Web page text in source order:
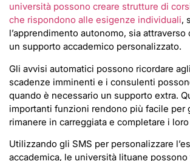
università possono creare strutture di
che rispondono alle esigenze individuali,
l’apprendimento autonomo, sia
un supporto accademico personalizzato.
Gli avvisi automatici possono ricordare
scadenze imminenti e i consulenti
quando è necessario un supporto extra.
importanti funzioni rendono più facile per
rimanere in carreggiata e completare i
Utilizzando gli SMS per personalizzare
accademica, le università lituane